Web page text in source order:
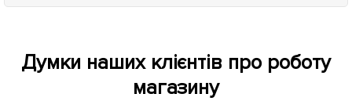
Думки наших клієнтів про роботу
магазину